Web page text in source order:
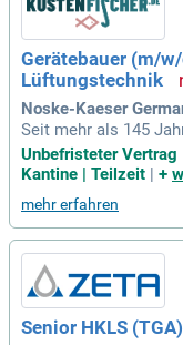
Gerätebauer (m/
Lüftungstechnik
Noske-Kaeser
Seit mehr als 145
200 Mitarbeitenden
sungen und
nd Kälte- und
Unbefristeter
Kantine | Teilzeit | +
mehr erfahren
Senior HKLS